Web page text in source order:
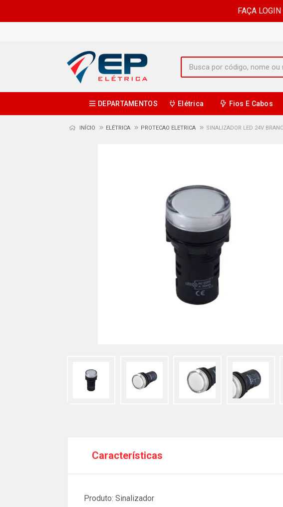
FAÇA
DEPARTAMENTOS Elétrica Fios E Cabos
INÍCIO ELÉTRICA PROTECAO ELETRICA SINALIZADOR LED 24V
Características
Produto: Sinalizador